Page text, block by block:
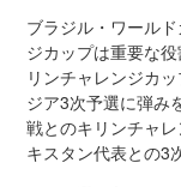
ブラジル・ワール
ジカップは重要な
リンチャレンジカ
ジア3次予選に弾み
戦とのキリンチャ
キスタン代表との3